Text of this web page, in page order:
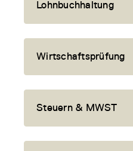
Lohnbuchhaltung
Wirtschaftsprüfung
Steuern & MWST